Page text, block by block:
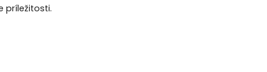
príležitosti.